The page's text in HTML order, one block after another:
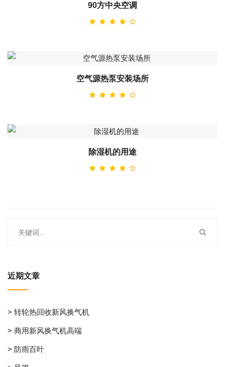
90方中央空调
空气源热泵安装场所
除湿机的用途
近期文章
> 转轮热回收新风换气机
> 商用新风换气机高端
> 防雨百叶